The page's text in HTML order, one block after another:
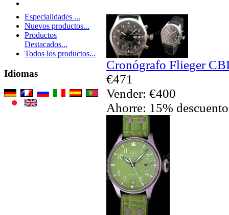
Especialidades ...
Nuevos productos...
Productos
Destacados...
Todos los productos...
Idiomas
Cronógrafo Flieger
€471
Vender: €400
Ahorre: 15% descuento